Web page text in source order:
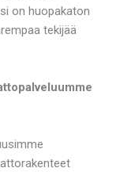
on huopakaton
tekijää